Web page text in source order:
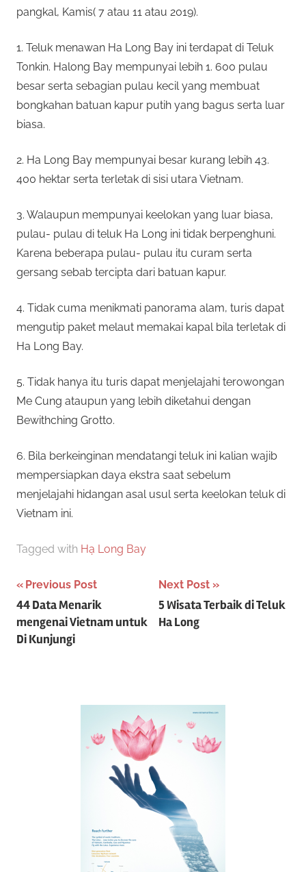
pangkal, Kamis( 7 atau 11 atau 2019).
1. Teluk menawan Ha Long Bay ini terdapat di Teluk
Tonkin. Halong Bay mempunyai lebih 1. 600 pulau
besar serta sebagian pulau kecil yang membuat
bongkahan batuan kapur putih yang bagus serta luar
biasa.
2. Ha Long Bay mempunyai besar kurang lebih 43.
400 hektar serta terletak di sisi utara Vietnam.
3. Walaupun mempunyai keelokan yang luar biasa,
pulau- pulau di teluk Ha Long ini tidak berpenghuni.
Karena beberapa pulau- pulau itu curam serta
gersang sebab tercipta dari batuan kapur.
4. Tidak cuma menikmati panorama alam, turis dapat
mengutip paket melaut memakai kapal bila terletak di
Ha Long Bay.
5. Tidak hanya itu turis dapat menjelajahi terowongan
Me Cung ataupun yang lebih diketahui dengan
Bewithching Grotto.
6. Bila berkeinginan mendatangi teluk ini kalian wajib
mempersiapkan daya ekstra saat sebelum
menjelajahi hidangan asal usul serta keelokan teluk di
Vietnam ini.
Tagged with Hạ Long Bay
P
o
s
Previous Post
44 Data Menarik
mengenai Vietnam untuk
Di Kunjungi
Next Post
5 Wisata Terbaik di Teluk
Ha Long